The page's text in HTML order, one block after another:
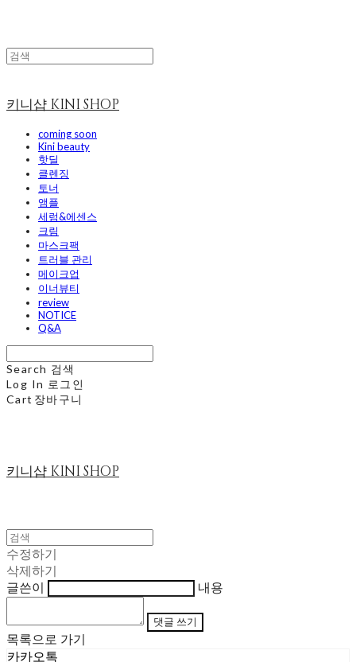
키니샵 KINI SHOP
coming soon
Kini beauty
핫딜
클렌징
토너
앰플
세럼&에센스
크림
마스크팩
트러블 관리
메이크업
이너뷰티
review
NOTICE
Q&A
Search 검색
Log In 로그인
Cart 장바구니
키니샵 KINI SHOP
수정하기
삭제하기
글쓴이
내용
댓글 쓰기
목록으로 가기
카카오톡